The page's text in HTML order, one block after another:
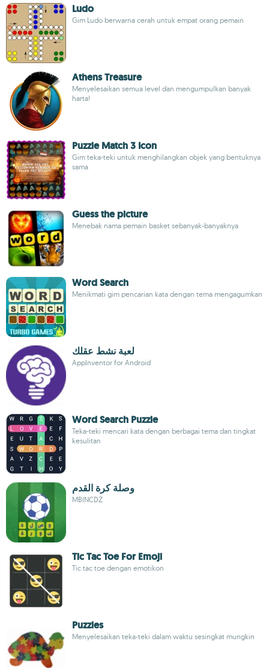
Ludo
Gim Ludo berwarna cerah untuk empat orang pemain
Athens Treasure
Menyelesaikan semua level dan mengumpulkan banyak
harta!
Puzzle Match 3 Icon
Gim teka-teki untuk menghilangkan objek yang bentuknya
sama
Guess the picture
Menebak nama pemain basket sebanyak-banyaknya
Word Search
Menikmati gim pencarian kata dengan tema mengagumkan
لعبة نشط عقلك
AppInventor for Android
Word Search Puzzle
Teka-teki mencari kata dengan berbagai tema dan tingkat
kesulitan
وصلة كرة القدم
MBINCDZ
Tic Tac Toe For Emoji
Tic tac toe dengan emotikon
Puzzles
Menyelesaikan teka-teki dalam waktu sesingkat mungkin